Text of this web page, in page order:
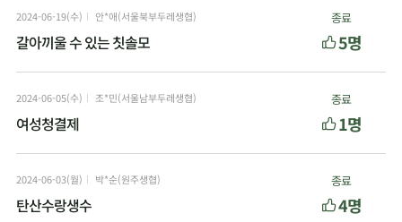
2024-06-19(수) 안*애(서울북부두레생협)
갈아끼울 수 있는 칫솔모
종료
5명
2024-06-05(수) 조*민(서울남부두레생협)
여성청결제
종료
1명
2024-06-03(월) 박*순(원주생협)
탄산수랑생수
종료
4명